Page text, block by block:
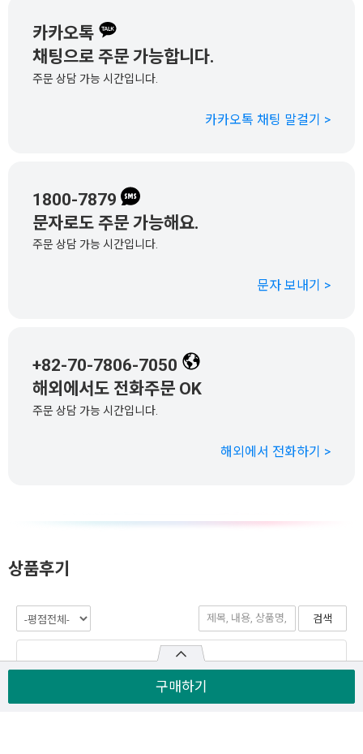
구매하기
카카오톡
채팅으로 주문 가능합니다.
주문 상담 가능 시간입니다.
카카오톡 채팅 말걸기 >
1800-7879
문자로도 주문 가능해요.
주문 상담 가능 시간입니다.
문자 보내기 >
+82-70-7806-7050
해외에서도 전화주문 OK
주문 상담 가능 시간입니다.
해외에서 전화하기 >
상품후기